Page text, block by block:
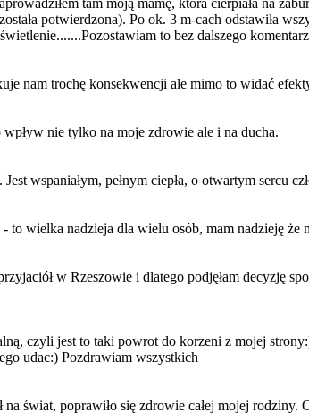
tam moją mamę, która cierpiała na
potwierdzona). Po ok. 3 m-cach odstawiła
to bez dalszego
nam trochę konsekwencji ale mimo to widać
nie tylko na moje zdrowie ale i na ducha.
wspaniałym, pełnym ciepła, o otwartym
to wielka nadzieja dla wielu osób, mam nadzieję że
w Rzeszowie i dlatego podjęłam decyzję
czyli jest to taki powrot do korzeni z mojej
udac:) Pozdrawiam wszystkich
świat, poprawiło się zdrowie całej mojej